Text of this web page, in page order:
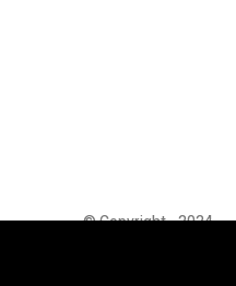
© Copyright - 2024